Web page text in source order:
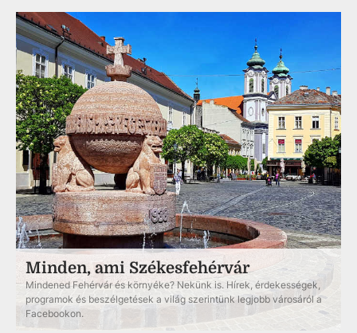
Minden, ami Székesfehérvár
Mindened Fehérvár és környéke? Nekünk is. Hírek, érdekességek,
programok és beszélgetések a világ szerintünk legjobb városáról a
Facebookon.